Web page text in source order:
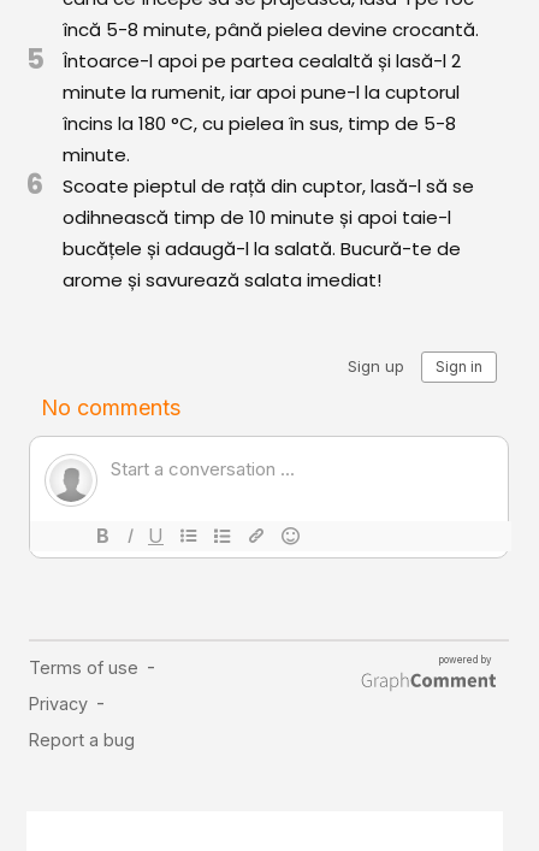
încă 5-8 minute, până pielea devine crocantă.
5
Întoarce-l apoi pe partea cealaltă și lasă-l 2
minute la rumenit, iar apoi pune-l la cuptorul
încins la 180 °C, cu pielea în sus, timp de 5-8
minute.
6
Scoate pieptul de rață din cuptor, lasă-l să se
odihnească timp de 10 minute și apoi taie-l
bucățele și adaugă-l la salată. Bucură-te de
arome și savurează salata imediat!